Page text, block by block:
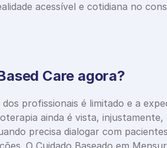
acessível e cotidiana no
Care agora?
profissionais é limitado e a
ainda é vista, injustamente,
precisa dialogar com
O Cuidado Baseado em